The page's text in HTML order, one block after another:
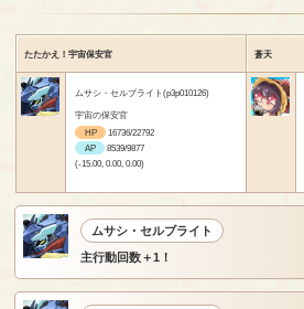
たたかえ！宇宙保安官 蒼天
ムサシ・セルブライト(p3p010126)
宇宙の保安官
HP
16736/22792
AP
8539/9877
(-15.00, 0.00, 0.00)
ムサシ・セルブライト
主行動回数＋1！